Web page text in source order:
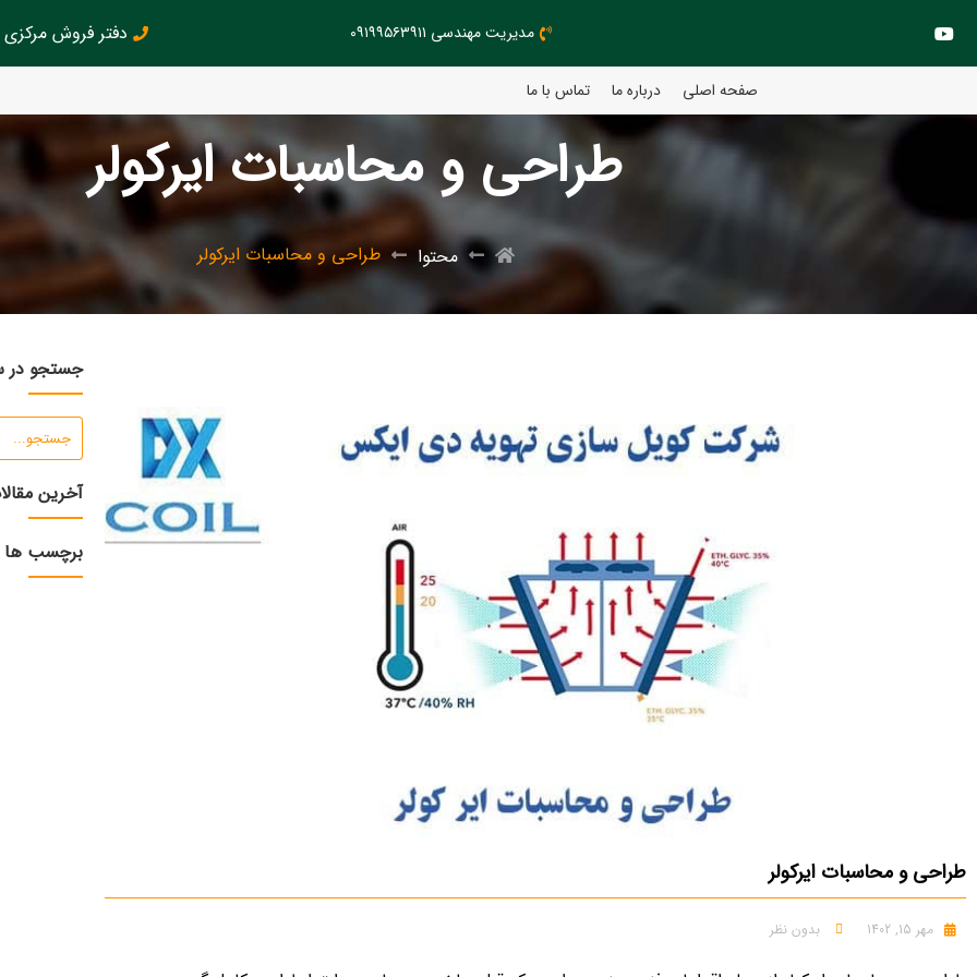
مدیریت مهندسی ۰۹۱۹۹۵۶۳۹۱۱ دفتر فروش مرکزی :
صفحه اصلی درباره ما تماس با ما
طراحی و محاسبات ایرکولر
محتوا طراحی و محاسبات ایرکولر
طراحی و محاسبات ایرکولر
مهر 15, 1402 بدون نظر
جستجو در
آخرین
برچسب ها